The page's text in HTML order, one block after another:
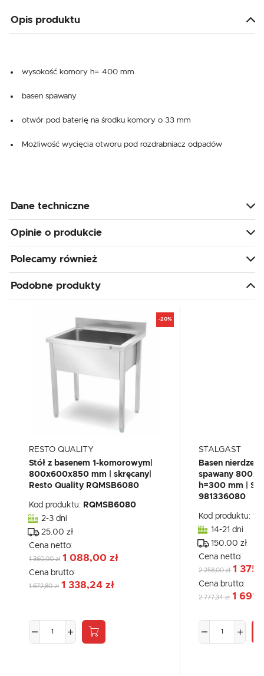
Opis produktu
wysokość komory h= 400 mm
basen spawany
otwór pod baterię na środku komory o 33 mm
Możliwość wycięcia otworu pod rozdrabniacz odpadów
Dane techniczne
Opinie o produkcie
Polecamy również
Podobne produkty
-20%
RESTO QUALITY
Stół z basenem 1-komorowym|
800x600x850 mm | skręcany|
Resto Quality RQMSB6080
Kod produktu: RQMSB6080
2-3 dni
25.00 zł
Cena netto:
1 360,00 zł 1 088,00 zł
Cena brutto:
1 672,80 zł 1 338,24 zł
STALGAST
Basen
spawany
h=300 mm |
981336080
Kod produktu:
14-21 dni
150.00 zł
Cena netto:
2 258,00 zł 1
Cena brutto:
2 777,34 zł 1